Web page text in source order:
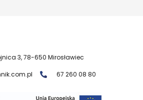
3, 78-650 Mirosławiec
67 260 08 80